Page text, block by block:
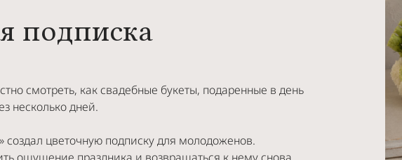
подписка
смотреть, как свадебные букеты, подаренные в день
несколько дней.
создал цветочную подписку для молодоженов.